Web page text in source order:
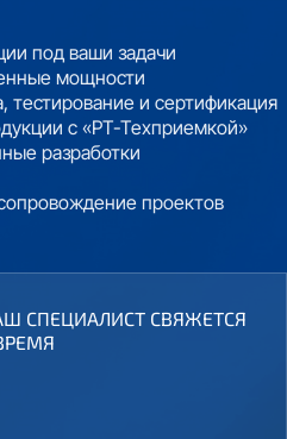
под ваши задачи
мощности
тестирование и сертификация
с «РТ-Техприемкой»
разработки
проектов
СПЕЦИАЛИСТ СВЯЖЕТСЯ